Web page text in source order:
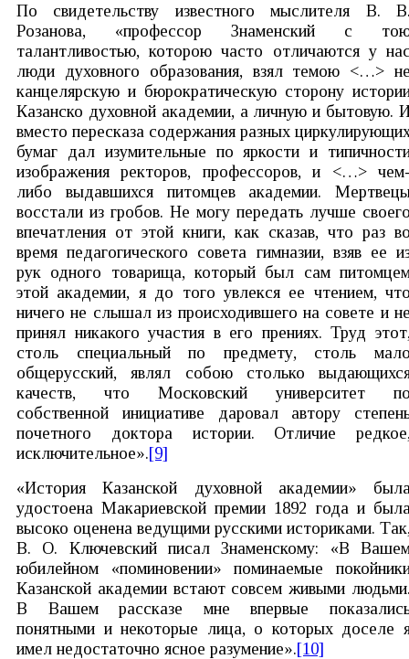
По свидетельству известного мыслителя В.
Розанова, «профессор Знаменский с
талантливостью, которою часто отличаются у
люди духовного образования, взял темою <…>
канцелярскую и бюрократическую сторону
Казанско духовной академии, а личную и бытовую.
вместо пересказа содержания разных
бумаг дал изумительные по яркости и
изображения ректоров, профессоров, и <…>
либо выдавшихся питомцев академии.
восстали из гробов. Не могу передать лучше
впечатления от этой книги, как сказав, что раз
время педагогического совета гимназии, взяв ее
рук одного товарища, который был сам
этой академии, я до того увлекся ее чтением,
ничего не слышал из происходившего на совете и
принял никакого участия в его прениях. Труд
столь специальный по предмету, столь
общерусский, являл собою столько
качеств, что Московский университет
собственной инициативе даровал автору
почетного доктора истории. Отличие
исключительное».[9]
«История Казанской духовной академии»
удостоена Макариевской премии 1892 года и
высоко оценена ведущими русскими историками.
В. О. Ключевский писал Знаменскому: «В
юбилейном «поминовении» поминаемые
Казанской академии встают совсем живыми
В Вашем рассказе мне впервые
понятными и некоторые лица, о которых доселе
имел недостаточно ясное разумение».[10]